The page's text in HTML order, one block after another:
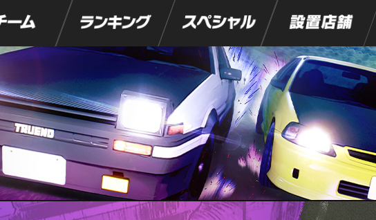
ーム ランキング スペシャル 設置店舗